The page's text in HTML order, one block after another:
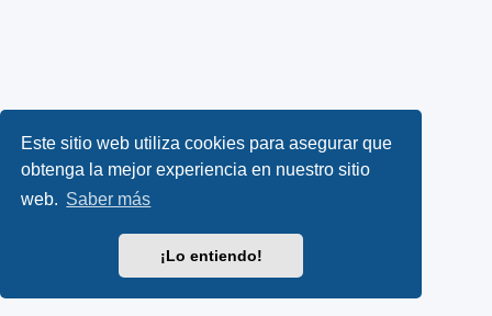
Este sitio web utiliza cookies para asegurar que
obtenga la mejor experiencia en nuestro sitio
web. Saber más
¡Lo entiendo!